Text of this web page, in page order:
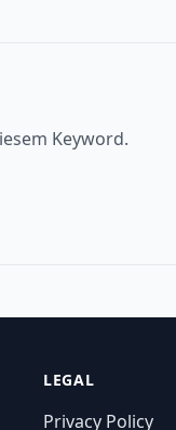
Keyword.
LEGAL
Privacy Policy